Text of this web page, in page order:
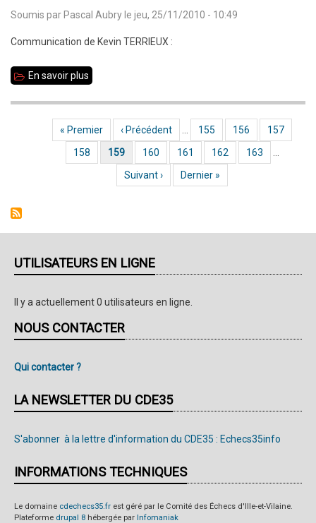
après
première
journée
Soumis par Pascal Aubry le jeu, 25/11/2010 - 10:49
Communication de Kevin TERRIEUX :
En savoir plus
jeunes
lors
Mans
du
30
Pagination
Première page
« Premier Page précédente
‹ Précédent Page
155 Page
156 Page
157
Page
158 Page courante
159 Page
160 Page
161 Page
162 Page
163
Page suivante
Suivant › Dernière page
Dernier »
UTILISATEURS EN LIGNE
Il y a actuellement 0 utilisateurs en ligne.
NOUS CONTACTER
Qui contacter ?
LA NEWSLETTER DU CDE35
S'abonner à la lettre d'information du CDE35 : Echecs35info
INFORMATIONS TECHNIQUES
Le domaine cdechecs35.fr est géré par le Comité des Échecs d'Ille-et-Vilaine.
Plateforme drupal 8 hébergée par Infomaniak